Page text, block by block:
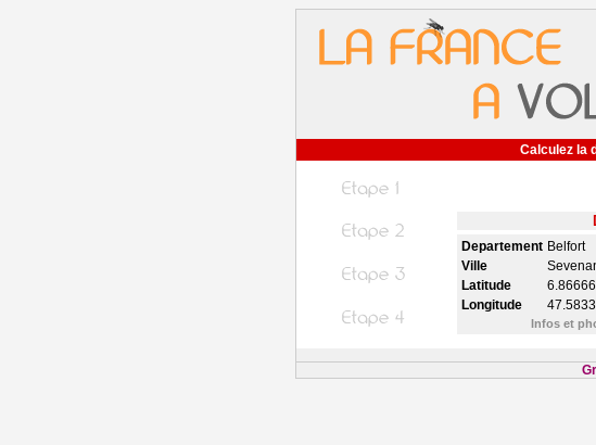
Calculez la
Departement Belfort
Ville
Latitude
Longitude
Infos et